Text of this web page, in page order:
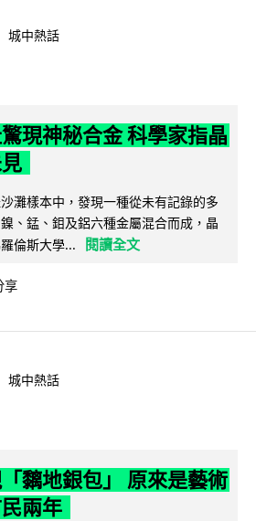
城中熱話
現神秘合金 科學家指晶
灘樣本中，發現一種從未有記錄的多
、錳、鉬及鋁六種金屬混合而成，晶
倫斯大學...
閱讀全文
享
城中熱話
黐地銀包」 原來是藝術
兩年